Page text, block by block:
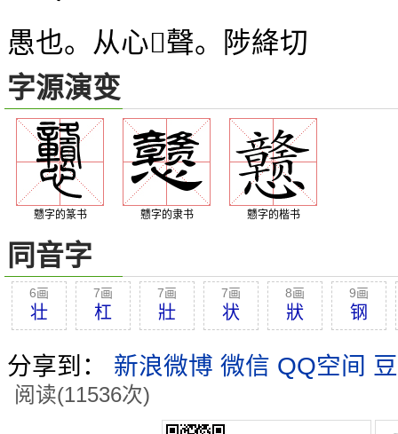
愚也。从心𥫔聲。陟絳切
字源演变
戆字的篆书 戆字的隶书 戆字的楷书
同音字
6画
壮
7画
杠
7画
壯
7画
状
8画
狀
9画
钢
分享到： 新浪微博 微信 QQ空间
阅读(11536次)